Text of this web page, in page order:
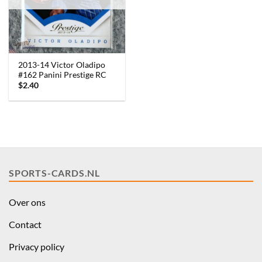
2013-14 Victor Oladipo
#162 Panini Prestige RC
$2.40
SPORTS-CARDS.NL
Over ons
Contact
Privacy policy